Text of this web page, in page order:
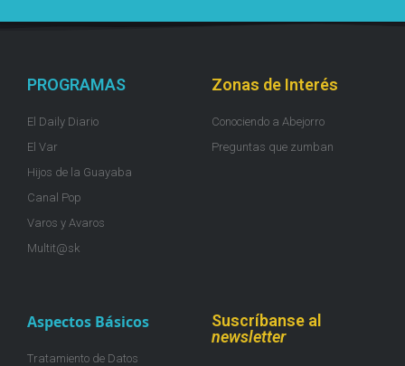
PROGRAMAS
El Daily Diario
El Var
Hijos de la Guayaba
Canal Pop
Varos y Avaros
Multit@sk
Zonas de Interés
Conociendo a Abejorro
Preguntas que zumban
Aspectos Básicos
Tratamiento de Datos
Suscríbanse al
newsletter